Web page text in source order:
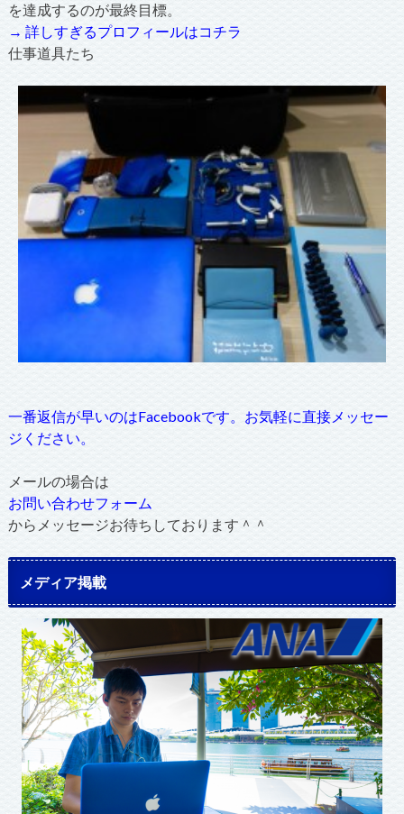
を達成するのが最終目標。
→ 詳しすぎるプロフィールはコチラ
仕事道具たち
一番返信が早いのはFacebookです。お気軽に直接メッセー
ジください。
メールの場合は
お問い合わせフォーム
からメッセージお待ちしております＾＾
メディア掲載